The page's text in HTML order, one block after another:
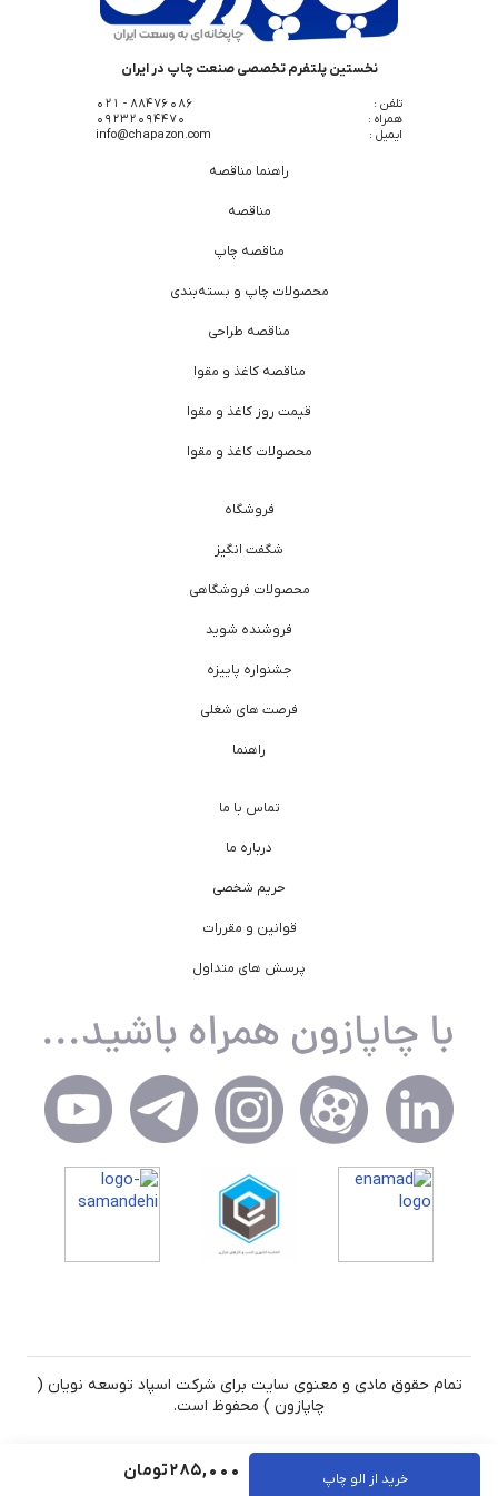
خرید از الو چاپ 285,000تومان
نخستین پلتفرم تخصصی صنعت چاپ در ایران
تلفن :
88476086 - 021
همراه :
09232094470
ایمیل :
info@chapazon.com
راهنما مناقصه
مناقصه
مناقصه چاپ
محصولات چاپ و بسته‌بندی
مناقصه طراحی
مناقصه کاغذ و مقوا
قیمت روز کاغذ و مقوا
محصولات کاغذ و مقوا
فروشگاه
شگفت انگیز
محصولات فروشگاهی
فروشنده شوید
جشنواره پاییزه
فرصت های شغلی
راهنما
تماس با ما
درباره ما
حریم شخصی
قوانین و مقررات
پرسش های متداول
تمام حقوق مادی و معنوی سایت برای شرکت اسپاد توسعه نویان (
چاپازون ) محفوظ است.